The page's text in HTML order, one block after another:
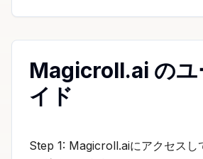
Magicroll.ai のユ
イド
Step 1: Magicroll.aiにアクセスし